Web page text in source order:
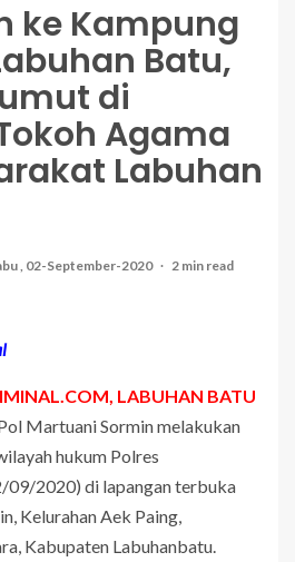
ke Kampung
Batu,
di
Agama
Labuhan
, 02-September-2020 2 min read
LABUHAN BATU
Martuani Sormin melakukan
hukum Polres
09/2020) di lapangan terbuka
Kelurahan Aek Paing,
Kabupaten Labuhanbatu.